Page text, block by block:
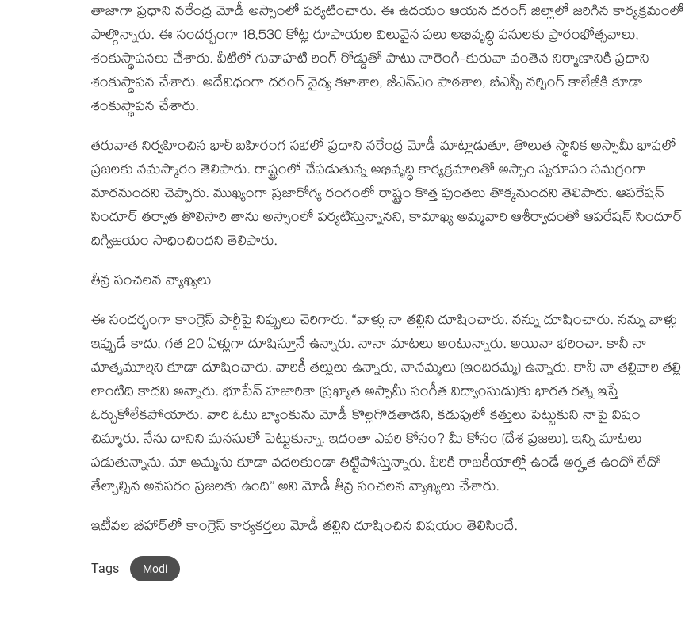
తాజాగా ప్రధాని నరేంద్ర మోడీ అస్సాంలో పర్యటించారు. ఈ ఉదయం ఆయన దరంగ్ జిల్లాలో జరిగిన కార్యక్రమంలో
పాల్గొన్నారు. ఈ సందర్భంగా 18,530 కోట్ల రూపాయల విలువైన పలు అభివృద్ధి పనులకు ప్రారంభోత్సవాలు,
శంకుస్థాపనలు చేశారు. వీటిలో గువాహటి రింగ్ రోడ్డుతో పాటు నారెంగి-కురువా వంతెన నిర్మాణానికి ప్రధాని
శంకుస్థాపన చేశారు. అదేవిధంగా దరంగ్ వైద్య కళాశాల, జీఎన్‌ఎం పాఠశాల, బీఎస్సీ నర్సింగ్ కాలేజీకి కూడా
శంకుస్థాపన చేశారు.
తరువాత నిర్వహించిన భారీ బహిరంగ సభలో ప్రధాని నరేంద్ర మోడీ మాట్లాడుతూ, తొలుత స్థానిక అస్సామీ భాషలో
ప్రజలకు నమస్కారం తెలిపారు. రాష్ట్రంలో చేపడుతున్న అభివృద్ధి కార్యక్రమాలతో అస్సాం స్వరూపం సమగ్రంగా
మారనుందని చెప్పారు. ముఖ్యంగా ప్రజారోగ్య రంగంలో రాష్ట్రం కొత్త పుంతలు తొక్కనుందని తెలిపారు. ఆపరేషన్
సిందూర్ తర్వాత తొలిసారి తాను అస్సాంలో పర్యటిస్తున్నానని, కామాఖ్య అమ్మవారి ఆశీర్వాదంతో ఆపరేషన్ సిందూర్
దిగ్విజయం సాధించిందని తెలిపారు.
తీవ్ర సంచలన వ్యాఖ్యలు
ఈ సందర్భంగా కాంగ్రెస్ పార్టీపై నిప్పులు చెరిగారు. “వాళ్లు నా తల్లిని దూషించారు. నన్ను దూషించారు. నన్ను వాళ్లు
ఇప్పుడే కాదు, గత 20 ఏళ్లుగా దూషిస్తూనే ఉన్నారు. నానా మాటలు అంటున్నారు. అయినా భరించా. కానీ నా
మాతృమూర్తిని కూడా దూషించారు. వారికీ తల్లులు ఉన్నారు, నానమ్మలు (ఇందిరమ్మ) ఉన్నారు. కానీ నా తల్లివారి తల్లి
లాంటిది కాదని అన్నారు. భూపేన్ హజారికా (ప్రఖ్యాత అస్సామీ సంగీత విద్వాంసుడు)కు భారత రత్న ఇస్తే
ఓర్చుకోలేకపోయారు. వారి ఓటు బ్యాంకును మోడీ కొల్లగొడతాడని, కడుపులో కత్తులు పెట్టుకుని నాపై విషం
చిమ్మారు. నేను దానిని మనసులో పెట్టుకున్నా. ఇదంతా ఎవరి కోసం? మీ కోసం (దేశ ప్రజలు). ఇన్ని మాటలు
పడుతున్నాను. మా అమ్మను కూడా వదలకుండా తిట్టిపోస్తున్నారు. వీరికి రాజకీయాల్లో ఉండే అర్హత ఉందో లేదో
తేల్చాల్సిన అవసరం ప్రజలకు ఉంది” అని మోడీ తీవ్ర సంచలన వ్యాఖ్యలు చేశారు.
ఇటీవల బీహార్‌లో కాంగ్రెస్ కార్యకర్తలు మోడీ తల్లిని దూషించిన విషయం తెలిసిందే.
Tags Modi